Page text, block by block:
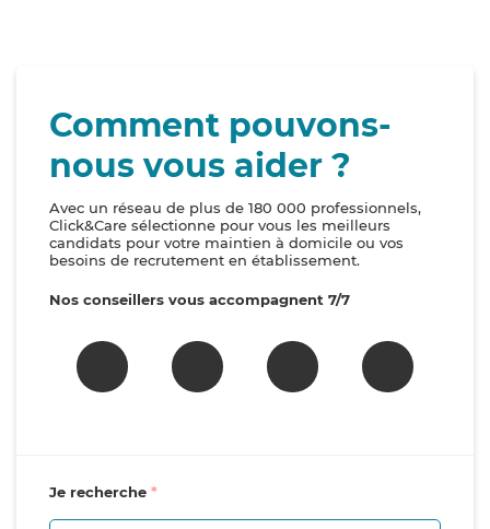
Comment pouvons-
nous vous aider ?
Avec un réseau de plus de 180 000 professionnels,
Click&Care sélectionne pour vous les meilleurs
candidats pour votre maintien à domicile ou vos
besoins de recrutement en établissement.
Nos conseillers vous accompagnent 7/7
Je recherche